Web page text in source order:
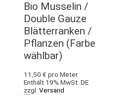
Bio Musselin /
Double Gauze
Blätterranken /
Pflanzen (Farbe
wählbar)
11,50 € pro Meter
Enthält 19% MwSt. DE
zzgl. Versand